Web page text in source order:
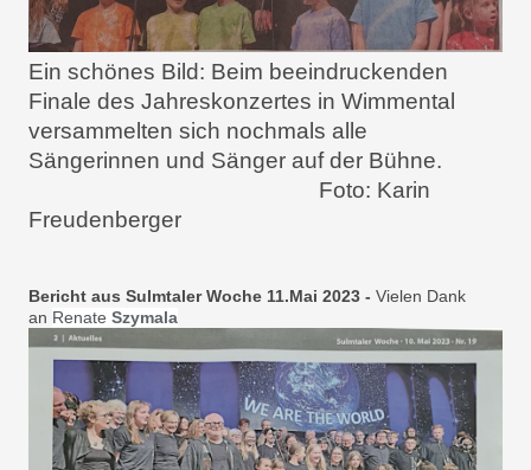
Ein schönes Bild: Beim beeindruckenden
Finale des Jahreskonzertes in Wimmental
versammelten sich nochmals alle
Sängerinnen und Sänger auf der Bühne.
Foto: Karin
Freudenberger
Bericht aus Sulmtaler Woche 11.Mai 2023 - Vielen Dank
an Renate Szymala